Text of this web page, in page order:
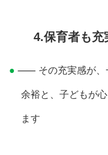
4.保育者も充
⸺ その充実感が、
余裕と、 子どもが
ます